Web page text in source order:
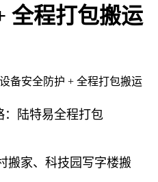
全程打包搬运
备安全防护 + 全程打包搬运
：陆特易全程打包
搬家、科技园写字楼搬